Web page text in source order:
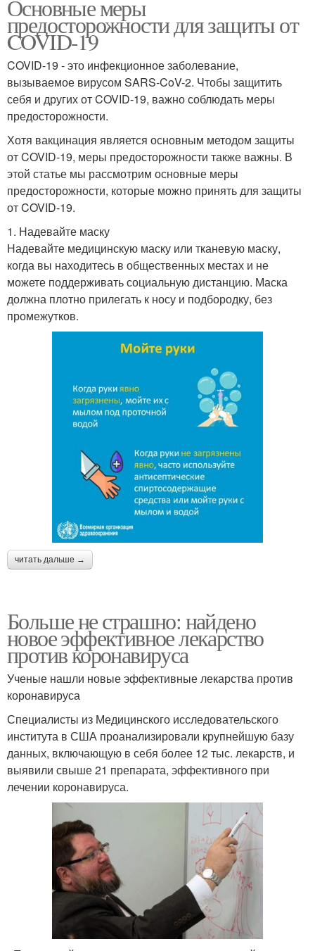
Основные меры
предосторожности для защиты от
COVID-19
COVID-19 - это инфекционное заболевание,
вызываемое вирусом SARS-CoV-2. Чтобы защитить
себя и других от COVID-19, важно соблюдать меры
предосторожности.
Хотя вакцинация является основным методом защиты
от COVID-19, меры предосторожности также важны. В
этой статье мы рассмотрим основные меры
предосторожности, которые можно принять для защиты
от COVID-19.
1. Надевайте маску
Надевайте медицинскую маску или тканевую маску,
когда вы находитесь в общественных местах и не
можете поддерживать социальную дистанцию. Маска
должна плотно прилегать к носу и подбородку, без
промежутков.
читать дальше →
Больше не страшно: найдено
новое эффективное лекарство
против коронавируса
Ученые нашли новые эффективные лекарства против
коронавируса
Специалисты из Медицинского исследовательского
института в США проанализировали крупнейшую базу
данных, включающую в себя более 12 тыс. лекарств, и
выявили свыше 21 препарата, эффективного при
лечении коронавируса.